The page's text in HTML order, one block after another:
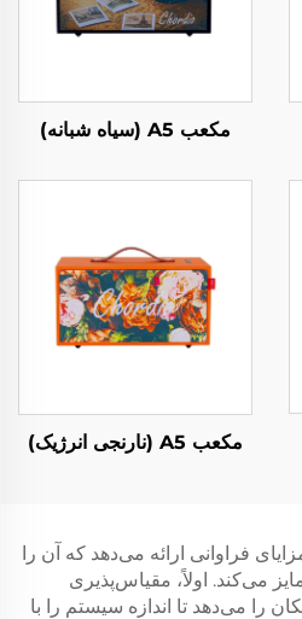
مکعب A5 (سیاه شبانه)
مکعب A5 (نارنجی انرژیک)
فراوانی ارائه می‌دهد که آن را
می‌کند. اولاً، مقیاس‌پذیری
را می‌دهد تا اندازه سیستم را با